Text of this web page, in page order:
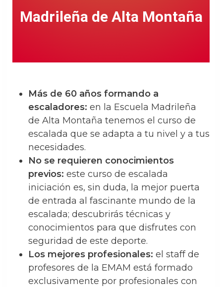
Madrileña de Alta Montaña
Más de 60 años formando a
escaladores: en la Escuela Madrileña
de Alta Montaña tenemos el curso de
escalada que se adapta a tu nivel y a tus
necesidades.
No se requieren conocimientos
previos: este curso de escalada
iniciación es, sin duda, la mejor puerta
de entrada al fascinante mundo de la
escalada; descubrirás técnicas y
conocimientos para que disfrutes con
seguridad de este deporte.
Los mejores profesionales: el staff de
profesores de la EMAM está formado
exclusivamente por profesionales con